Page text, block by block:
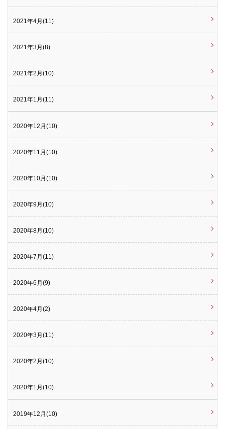
2021年4月(11)
2021年3月(8)
2021年2月(10)
2021年1月(11)
2020年12月(10)
2020年11月(10)
2020年10月(10)
2020年9月(10)
2020年8月(10)
2020年7月(11)
2020年6月(9)
2020年4月(2)
2020年3月(11)
2020年2月(10)
2020年1月(10)
2019年12月(10)